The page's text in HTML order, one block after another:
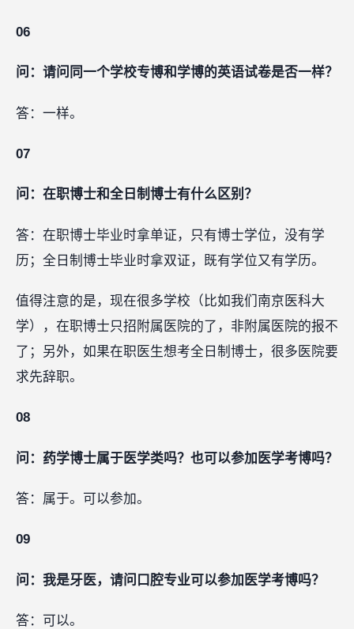
06
问：请问同一个学校专博和学博的英语试卷是否一样？
答：一样。
07
问：在职博士和全日制博士有什么区别？
答：在职博士毕业时拿单证，只有博士学位，没有学
历；全日制博士毕业时拿双证，既有学位又有学历。
值得注意的是，现在很多学校（比如我们南京医科大
学），在职博士只招附属医院的了，非附属医院的报不
了；另外，如果在职医生想考全日制博士，很多医院要
求先辞职。
08
问：药学博士属于医学类吗？也可以参加医学考博吗？
答：属于。可以参加。
09
问：我是牙医，请问口腔专业可以参加医学考博吗？
答：可以。